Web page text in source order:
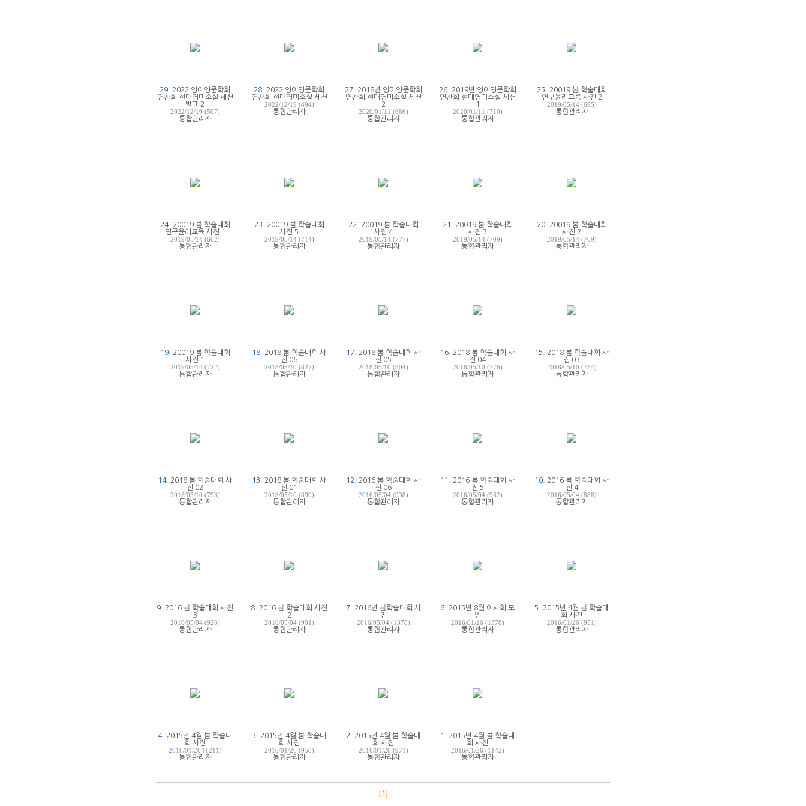
29.
2022 영어영문학회
연찬회 현대영미소설 세션
발표 2
2022/12/19 (507)
통합관리자
28.
2022 영어영문학회
연찬회 현대영미소설 세션
2022/12/19 (494)
통합관리자
27.
2018년 영어영문학회
연찬회 현대영미소설 세션
2
2020/01/11 (686)
통합관리자
26.
2019년 영어영문학회
연찬회 현대영미소설 세션
1
2020/01/11 (710)
통합관리자
25.
20019 봄 학술대회
연구윤리교육 사진 2
2019/05/14 (695)
통합관리자
24. 20019 봄 학술대회
연구윤리교육 사진 1
2019/05/14 (662)
통합관리자
23.
20019 봄 학술대회
사진 5
2019/05/14 (714)
통합관리자
22.
20019 봄 학술대회
사진 4
2019/05/14 (777)
통합관리자
21.
20019 봄 학술대회
사진 3
2019/05/14 (709)
통합관리자
20.
20019 봄 학술대회
사진 2
2019/05/14 (709)
통합관리자
19.
20019 봄 학술대회
사진 1
2019/05/14 (722)
통합관리자
18.
2018 봄 학술대회 사
진 06
2018/05/10 (827)
통합관리자
17.
2018 봄 학술대회 사
진 05
2018/05/10 (804)
통합관리자
16.
2018 봄 학술대회 사
진 04
2018/05/10 (776)
통합관리자
15.
2018 봄 학술대회 사
진 03
2018/05/10 (784)
통합관리자
14. 2018 봄 학술대회 사
진 02
2018/05/10 (793)
통합관리자
13.
2018 봄 학술대회 사
진 01
2018/05/10 (899)
통합관리자
12.
2016 봄 학술대회 사
진 06
2016/05/04 (938)
통합관리자
11.
2016 봄 학술대회 사
진 5
2016/05/04 (962)
통합관리자
10.
2016 봄 학술대회 사
진 4
2016/05/04 (888)
통합관리자
9.
2016 봄 학술대회 사진
3
2016/05/04 (926)
통합관리자
8.
2016 봄 학술대회 사진
2
2016/05/04 (901)
통합관리자
7.
2016년 봄학술대회 사
진
2016/05/04 (1378)
통합관리자
6.
2015년 8월 이사회 모
임
2016/01/26 (1378)
통합관리자
5.
2015년 4월 봄 학술대
회 사진
2016/01/26 (951)
통합관리자
4. 2015년 4월 봄 학술대
회 사진
2016/01/26 (1211)
통합관리자
3.
2015년 4월 봄 학술대
회 사진
2016/01/26 (958)
통합관리자
2.
2015년 4월 봄 학술대
회 사진
2016/01/26 (971)
통합관리자
1.
2015년 4월 봄 학술대
회 사진
2016/01/26 (1142)
통합관리자
[1]